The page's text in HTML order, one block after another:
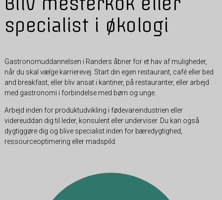
specialist i økologi
Gastronomuddannelsen i Randers åbner for et hav af muligheder,
når du skal vælge karrierevej. Start din egen restaurant, café eller bed
and breakfast, eller bliv ansat i kantiner, på restauranter, eller arbejd
med gastronomi i forbindelse med børn og unge.
Arbejd inden for produktudvikling i fødevareindustrien eller
videreuddan dig til leder, konsulent eller underviser. Du kan også
dygtiggøre dig og blive specialist inden for bæredygtighed,
ressourceoptimering eller madspild.